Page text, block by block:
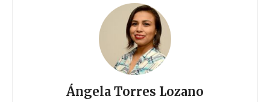
Ángela Torres Lozano